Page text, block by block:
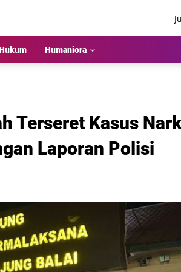
Humaniora
Terseret Kasus
Laporan Polisi